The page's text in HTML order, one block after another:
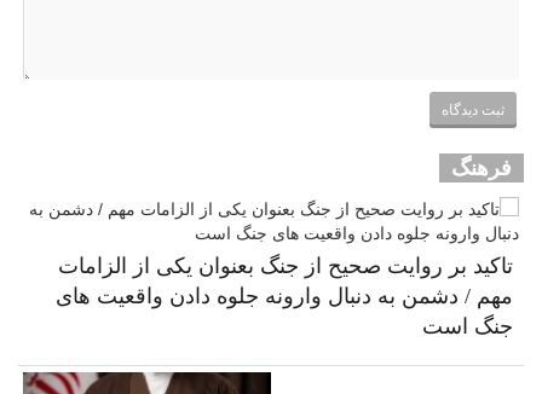
فرهنگ
تاکید بر روایت صحیح از جنگ بعنوان یکی از الزامات
مهم / دشمن به دنبال وارونه جلوه دادن واقعیت های
جنگ است